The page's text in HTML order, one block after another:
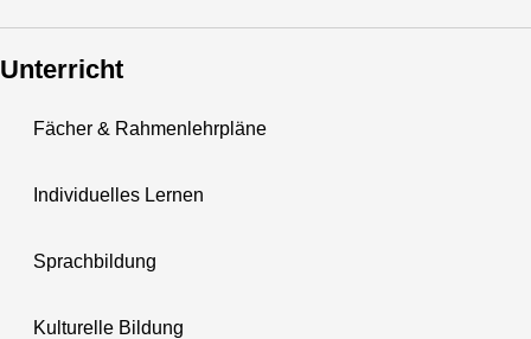
Unterricht
Fächer & Rahmenlehrpläne
Individuelles Lernen
Sprachbildung
Kulturelle Bildung